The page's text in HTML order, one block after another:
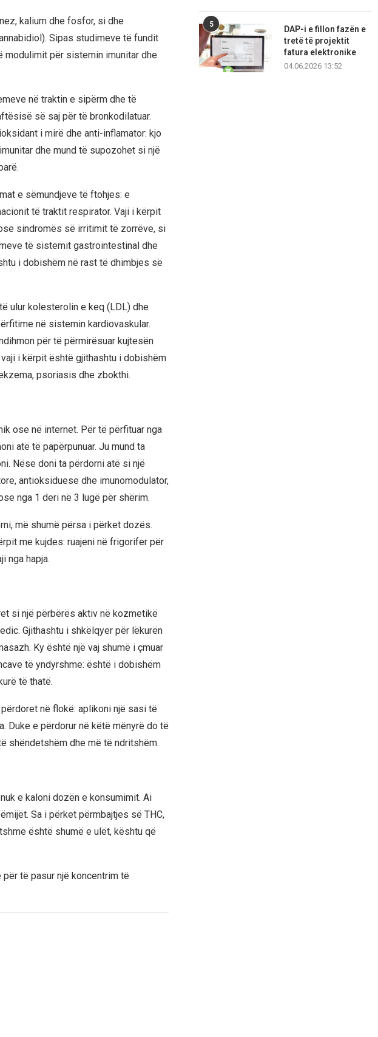
kalium dhe fosfor, si dhe
Sipas studimeve të fundit
modulimit për sistemin imunitar dhe
në traktin e sipërm dhe të
së saj për të bronkodilatuar.
i mirë dhe anti-inflamator: kjo
dhe mund të supozohet si një
e sëmundjeve të ftohjes: e
të traktit respirator. Vaji i kërpit
sindromës së irritimit të zorrëve, si
të sistemit gastrointestinal dhe
i dobishëm në rast të dhimbjes së
ulur kolesterolin e keq (LDL) dhe
në sistemin kardiovaskular.
për të përmirësuar kujtesën
i kërpit është gjithashtu i dobishëm
psoriasis dhe zbokthi.
ose në internet. Për të përfituar nga
atë të papërpunuar. Ju mund ta
Nëse doni ta përdorni atë si një
antioksiduese dhe imunomodulator,
nga 1 deri në 3 lugë për shërim.
më shumë përsa i përket dozës.
me kujdes: ruajeni në frigorifer për
nga hapja.
si një përbërës aktiv në kozmetikë
Gjithashtu i shkëlqyer për lëkurën
Ky është një vaj shumë i çmuar
të yndyrshme: është i dobishëm
të thatë.
në flokë: aplikoni një sasi të
Duke e përdorur në këtë mënyrë do të
shëndetshëm dhe më të ndritshëm.
e kaloni dozën e konsumimit. Ai
Sa i përket përmbajtjes së THC,
është shumë e ulët, kështu që
të pasur një koncentrim të
5
DAP-i e fillon fazën e
tretë të projektit
fatura elektronike
04.06.2026 13:52